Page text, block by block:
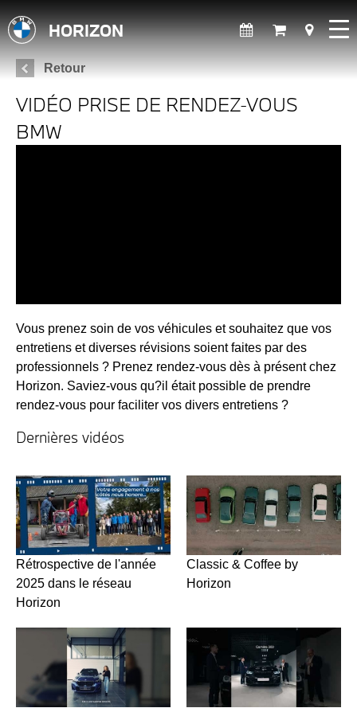
HORIZON
Retour
VIDÉO PRISE DE RENDEZ-VOUS
BMW
Vous prenez soin de vos véhicules et souhaitez que vos
entretiens et diverses révisions soient faites par des
professionnels ? Prenez rendez-vous dès à présent chez
Horizon. Saviez-vous qu?il était possible de prendre
rendez-vous pour faciliter vos divers entretiens ?
Dernières vidéos
Rétrospective de l'année
2025 dans le réseau
Horizon
Classic & Coffee by
Horizon